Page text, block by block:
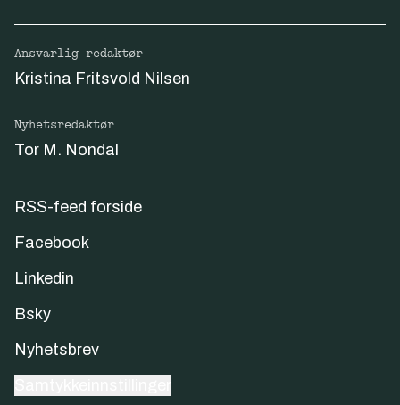
Ansvarlig redaktør
Kristina Fritsvold Nilsen
Nyhetsredaktør
Tor M. Nondal
RSS-feed forside
Facebook
Linkedin
Bsky
Nyhetsbrev